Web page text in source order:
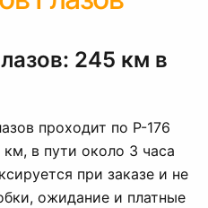
245 км в
проходит по Р-176
в пути около 3 часа
при заказе и не
ожидание и платные